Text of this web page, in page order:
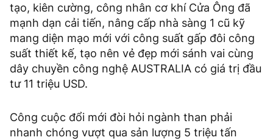
tạo, kiên cường, công nhân cơ khí Cửa Ông đã
mạnh dạn cải tiến, nâng cấp nhà sàng 1 cũ kỹ
mang diện mạo mới với công suất gấp đôi công
suất thiết kế, tạo nên vẻ đẹp mới sánh vai cùng
dây chuyền công nghệ AUSTRALIA có giá trị đầu
tư 11 triệu USD.
Công cuộc đổi mới đòi hỏi ngành than phải
nhanh chóng vượt qua sản lượng 5 triệu tấn